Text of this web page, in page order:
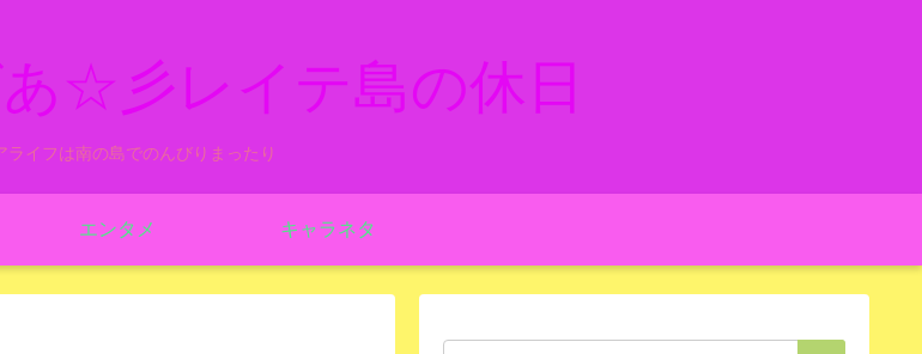
☆彡レイテ島の休日
ライフは南の島でのんびりまったり
エンタメ キャラネタ